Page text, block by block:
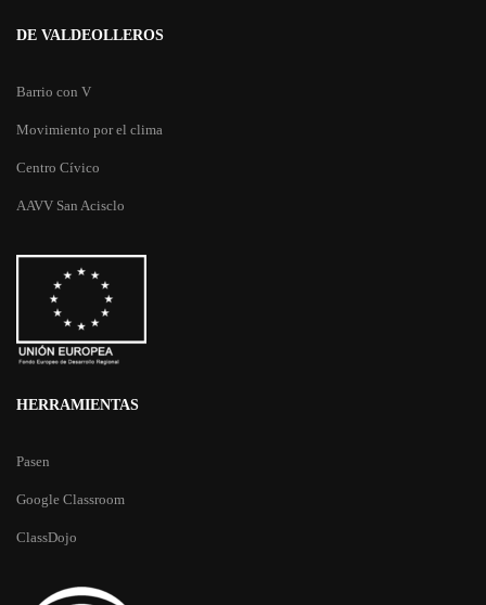
DE VALDEOLLEROS
Barrio con V
Movimiento por el clima
Centro Cívico
AAVV San Acisclo
HERRAMIENTAS
Pasen
Google Classroom
ClassDojo